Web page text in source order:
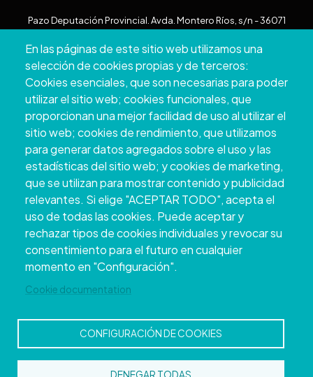
En las páginas de este sitio web utilizamos una
selección de cookies propias y de terceros:
Cookies esenciales, que son necesarias para poder
utilizar el sitio web; cookies funcionales, que
proporcionan una mejor facilidad de uso al utilizar el
sitio web; cookies de rendimiento, que utilizamos
para generar datos agregados sobre el uso y las
estadísticas del sitio web; y cookies de marketing,
que se utilizan para mostrar contenido y publicidad
relevantes. Si elige "ACEPTAR TODO", acepta el
uso de todas las cookies. Puede aceptar y
rechazar tipos de cookies individuales y revocar su
consentimiento para el futuro en cualquier
momento en "Configuración".
Cookie documentation
CONFIGURACIÓN DE COOKIES
DENEGAR TODAS
Pazo Deputación Provincial. Avda. Montero Ríos, s/n - 36071
+34 986 804 100 | +34 986 804 124
Copyright © 2026. Deputación Provincial de
Pontevedra. Todos os dereitos reservados
Aviso
Accessibility Protección de